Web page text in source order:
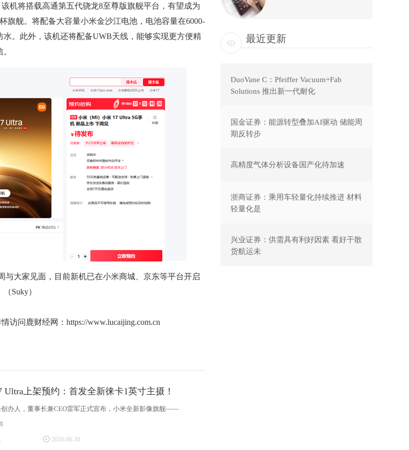
机将搭载高通第五代骁龙8至尊版旗舰平台，有望成为
旗舰。将配备大容量小米金沙江电池，电池容量在6000-
水。此外，该机还将配备UWB天线，能够实现更方便精
大家见面，目前新机已在小米商城、京东等平台开启
Suky）
访问鹿财经网： https://www.lucaijing.com.cn
Ultra上架预约：首发全新徕卡1英寸主摄！
创办人，董事长兼CEO雷军正式宣布，小米全新影像旗舰——
2026-06-30
最近更新
DuoVane C：Pfeiffer Vacuum+Fab
Solutions 推出新一代耐化
国金证券：能源转型叠加AI驱动 储能周
期反转步
高精度气体分析设备国产化待加速
浙商证券：乘用车轻量化持续推进 材料
轻量化是
兴业证券：供需具有利好因素 看好干散
货航运未